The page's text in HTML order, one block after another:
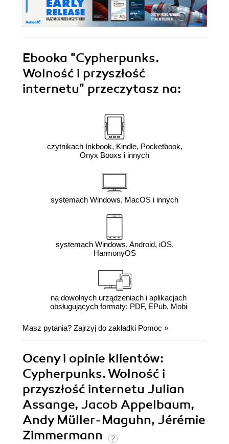
Ebooka "Cypherpunks.
Wolność i przyszłość
internetu" przeczytasz na:
czytnikach Inkbook, Kindle, Pocketbook,
Onyx Booxs i innych
systemach Windows, MacOS i innych
systemach Windows, Android, iOS,
HarmonyOS
na dowolnych urządzeniach i aplikacjach
obsługujących formaty: PDF, EPub, Mobi
Masz pytania? Zajrzyj do zakładki Pomoc »
Oceny i opinie klientów:
Cypherpunks. Wolność i
przyszłość internetu Julian
Assange, Jacob Appelbaum,
Andy Müller-Maguhn, Jérémie
Zimmermann